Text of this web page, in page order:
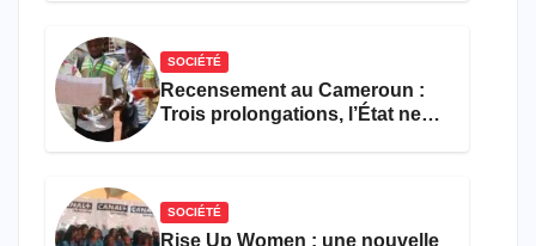
SOCIÉTÉ
Recensement au Cameroun :
Trois prolongations, l’État ne
SOCIÉTÉ
Rise Up Women : une nouvelle